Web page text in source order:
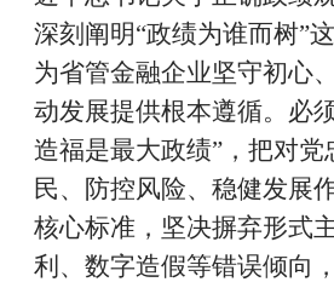
深刻阐明“政绩为谁而树”
为省管金融企业坚守初心
动发展提供根本遵循。必
造福是最大政绩” ，把对
民、防控风险、稳健发展
核心标准，坚决摒弃形式
利、数字造假等错误倾向